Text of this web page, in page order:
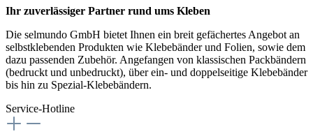
Ihr zuverlässiger Partner rund ums Kleben
Die selmundo GmbH bietet Ihnen ein breit gefächertes Angebot an
selbstklebenden Produkten wie Klebebänder und Folien, sowie dem
dazu passenden Zubehör. Angefangen von klassischen Packbändern
(bedruckt und unbedruckt), über ein- und doppelseitige Klebebänder
bis hin zu Spezial-Klebebändern.
Service-Hotline